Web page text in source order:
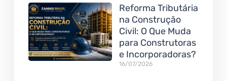
Reforma Tributária
na Construção
Civil: O Que Muda
para Construtoras
e Incorporadoras?
16/07/2026